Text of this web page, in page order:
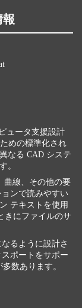
報
ュータ支援設計
めの標準化され
なる CAD システ
。
曲線、その他の要
ンで読みやすい
テキストを使用
きにファイルのサ
るように設計さ
ポートをサポー
数あります。